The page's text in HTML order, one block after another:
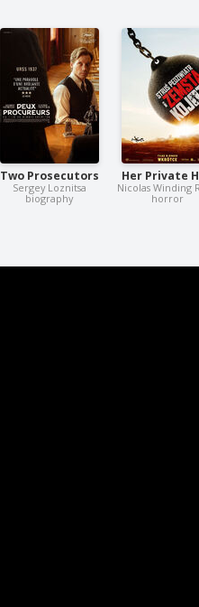
Two Prosecutors
Sergey Loznitsa
biography
Her Private
Nicolas Winding
horror